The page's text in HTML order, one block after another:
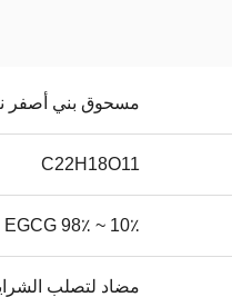
مسحوق بني أصفر
C22H18O11
10٪ ~ 98٪ EGCG
مضاد لتصلب